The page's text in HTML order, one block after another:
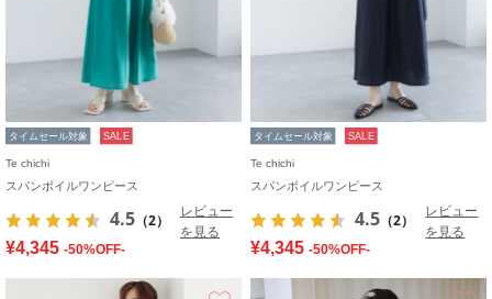
タイムセール対象 SALE
Te chichi
スパンボイルワンピース
4.5 （2）
レビュー
を見る
¥4,345 -50%OFF-
タイムセール対象 SALE
Te chichi
スパンボイルワンピース
4.5 （2）
レビュー
を見る
¥4,345 -50%OFF-
お気に入り